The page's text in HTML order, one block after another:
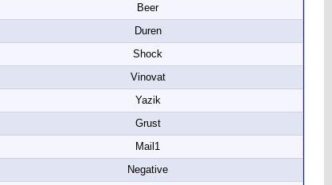
Beer
Duren
Shock
Vinovat
Yazik
Grust
Mail1
Negative